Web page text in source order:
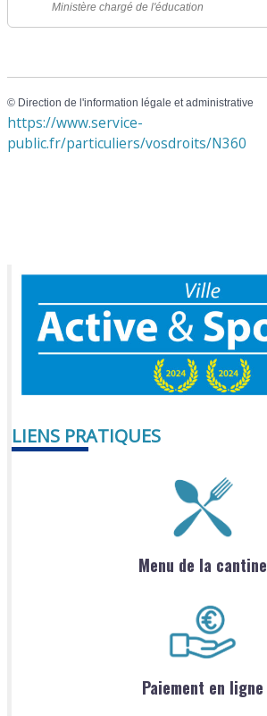
Ministère chargé de l'éducation
© Direction de l'information légale et administrative
https://www.service-
public.fr/particuliers/vosdroits/N360
LIENS PRATIQUES
Menu de la cantine
Paiement en ligne